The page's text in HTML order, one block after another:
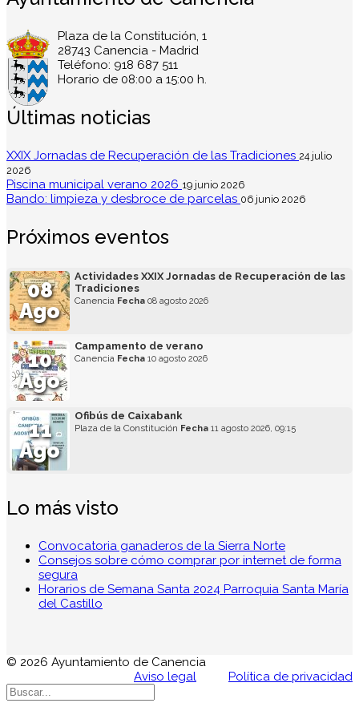
Plaza de la Constitución, 1
28743 Canencia - Madrid
Teléfono: 918 687 511
Horario de 08:00 a 15:00 h.
Últimas noticias
XXIX Jornadas de Recuperación de las Tradiciones 24 julio
2026
Piscina municipal verano 2026 19 junio 2026
Bando: limpieza y desbroce de parcelas 06 junio 2026
Próximos eventos
08
Ago
Actividades XXIX Jornadas de Recuperación de las
Tradiciones
Canencia Fecha 08 agosto 2026
10
Ago
Campamento de verano
Canencia Fecha 10 agosto 2026
11
Ago
Ofibús de Caixabank
Plaza de la Constitución Fecha 11 agosto 2026, 09:15
Lo más visto
Convocatoria ganaderos de la Sierra Norte
Consejos sobre cómo comprar por internet de forma
segura
Horarios de Semana Santa 2024 Parroquia Santa María
del Castillo
© 2026 Ayuntamiento de Canencia
Aviso legal
Política de privacidad